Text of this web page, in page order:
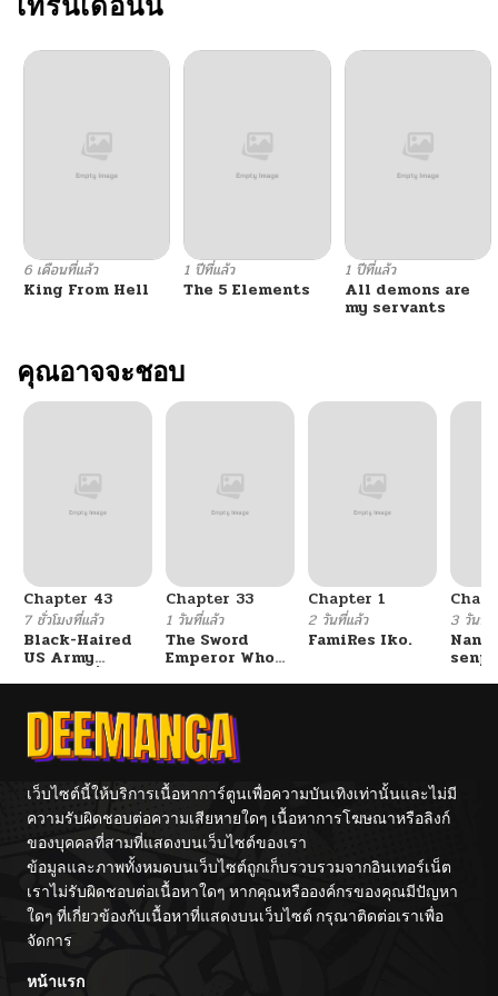
ตอนที่ 64
ตอนที่ 62 04/06/2026
ตอนที่ 61
ตอนที่ 60 03/30/2026
ตอนที่ 59
ตอนที่ 55 03/08/2026
ตอนที่ 54 03/04/2026
ตอนที่ 53
ตอนที่ 52 02/26/2026
ตอนที่ 51 02/25/2026
ตอนที่ 50 02/15/2026
ตอนที่ 49
6 เดือนที่แล้ว
King From Hell
1 ปีที่แล้ว
The 5 Elements
1 ปีที่แล้ว
All demons are
my servants
คุณอาจจะชอบ
Chapter 43
7 ชั่วโมงที่แล้ว
Black-Haired
US Army
General ย้อนเวลา
Chapter 33
1 วันที่แล้ว
The Sword
Emperor Who
จักรพรรดิเทพดาบ
ผงาดเหนือชาติภพ
Chapter 1
2 วันที่แล้ว
FamiRes Iko.
3 วันที่
เว็บไซต์นี้ให้บริการเนื้อหาการ์ตูนเพื่อความบันเทิงเท่านั้นและไม่มี
ความรับผิดชอบต่อความเสียหายใดๆ เนื้อหาการโฆษณาหรือลิงก์
ของบุคคลที่สามที่แสดงบนเว็บไซต์ของเรา
ข้อมูลและภาพทั้งหมดบนเว็บไซต์ถูกเก็บรวบรวมจากอินเทอร์เน็ต
เราไม่รับผิดชอบต่อเนื้อหาใดๆ หากคุณหรือองค์กรของคุณมีปัญหา
ใดๆ ที่เกี่ยวข้องกับเนื้อหาที่แสดงบนเว็บไซต์ กรุณาติดต่อเราเพื่อ
จัดการ
หน้าแรก